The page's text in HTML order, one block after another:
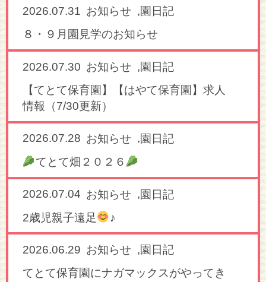
2026.07.31 お知らせ ,園日記
８・９月園見学のお知らせ
2026.07.30 お知らせ ,園日記
【てとて保育園】【はやて保育園】求人
情報（7/30更新）
2026.07.28 お知らせ ,園日記
てとて畑２０２６
2026.07.04 お知らせ ,園日記
2歳児親子遠足
♪
2026.06.29 お知らせ ,園日記
てとて保育園にナガマックスがやってき